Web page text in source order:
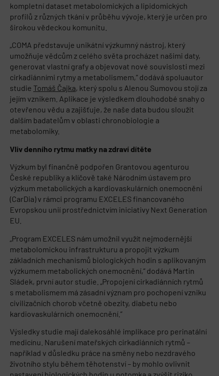
kompletní dataset metabolomických a lipidomických
profilů z různých tkání v průběhu vývoje, který je určen pro
širokou vědeckou komunitu.
„COMA představuje unikátní výzkumný nástroj, který
umožňuje vědcům z celého světa procházet našimi daty,
generovat vlastní grafy a objevovat nové souvislosti mezi
cirkadiánními rytmy a metabolismem,“ dodává spoluautor
studie Tomáš Čajka, který spolu s Alenou Sumovou stojí za
jejím vznikem. Aplikace je výsledkem dlouhodobé snahy o
otevřenou vědu a zajišťuje, že naše data budou sloužit
dalším badatelům v oblasti chronobiologie a
metabolomiky.
Vliv denního rytmu matky na zdraví dítěte
Výzkum byl finančně podpořen Grantovou agenturou
České republiky a klíčově také Národním ústavem pro
výzkum metabolických a kardiovaskulárních onemocnění
(CarDia) v rámci programu EXCELES financovaného
Evropskou unií prostřednictvím iniciativy Next Generation
EU.
„Program EXCELES nám umožnil využít nejmodernější
metabolomickou infrastrukturu a propojit výzkum
základních mechanismů biologických hodin s aplikovaným
výzkumem metabolických onemocnění,“ dodává Martin
Sládek, první autor studie. „Propojení cirkadiánních rytmů
s metabolismem má zásadní význam pro pochopení vzniku
civilizačních chorob včetně obezity, diabetu nebo
kardiovaskulárních onemocnění.“
Výsledky studie mají dalekosáhlé implikace pro perinatální
medicínu. Narušení mateřských cirkadiánních rytmů –
například v důsledku práce na směny nebo nezdravého
životního stylu během těhotenství – by mohlo ovlivnit